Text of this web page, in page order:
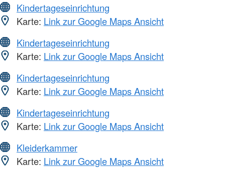
Kindertageseinrichtung
Karte: Link zur Google Maps Ansicht
Kindertageseinrichtung
Karte: Link zur Google Maps Ansicht
Kindertageseinrichtung
Karte: Link zur Google Maps Ansicht
Kindertageseinrichtung
Karte: Link zur Google Maps Ansicht
Kleiderkammer
Karte: Link zur Google Maps Ansicht